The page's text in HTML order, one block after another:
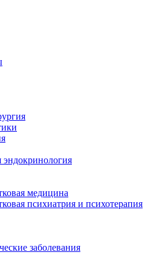
эндокринология
медицина
психиатрия и психотерапия
заболевания